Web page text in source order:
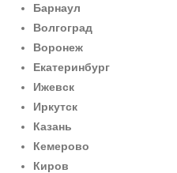
Барнаул
Волгоград
Воронеж
Екатеринбург
Ижевск
Иркутск
Казань
Кемерово
Киров